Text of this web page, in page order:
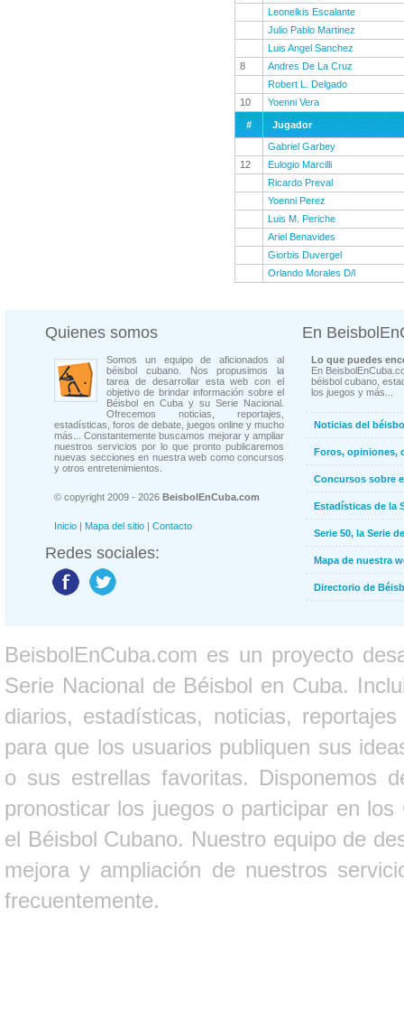
Leonelkis Escalante
Julio Pablo Martinez
Luis Angel Sanchez
8
Andres De La Cruz
Robert L. Delgado
10
Yoenni Vera
#
Jugador
Gabriel Garbey
12
Eulogio Marcilli
Ricardo Preval
Yoenni Perez
Luis M. Periche
Ariel Benavides
Giorbis Duvergel
Orlando Morales D/l
Quienes somos
Somos un equipo de aficionados al
béisbol cubano. Nos propusimos la
tarea de desarrollar esta web con el
objetivo de brindar información sobre el
Béisbol en Cuba y su Serie Nacional.
Ofrecemos noticias, reportajes,
estadísticas, foros de debate, juegos online y mucho
más... Constantemente buscamos mejorar y ampliar
nuestros servicios por lo que pronto publicaremos
nuevas secciones en nuestra web como concursos
y otros entretenimientos.
© copyright 2009 - 2026 BeisbolEnCuba.com
Inicio | Mapa del sitio | Contacto
Redes sociales:
En
Lo que puedes
En
béisbol cubano,
los juegos y más...
Noticias del
Foros, opiniones,
Concursos sobre
Estadísticas de la
Serie 50, la Serie
Mapa de nuestra
Directorio de
BeisbolEnCuba.com es un proyecto
Serie Nacional de Béisbol en Cuba.
diarios, estadísticas, noticias,
para que los usuarios publiquen sus
o sus estrellas favoritas. Disponemos
pronosticar los juegos o participar en
el Béisbol Cubano. Nuestro equipo de
mejora y ampliación de nuestros
frecuentemente.